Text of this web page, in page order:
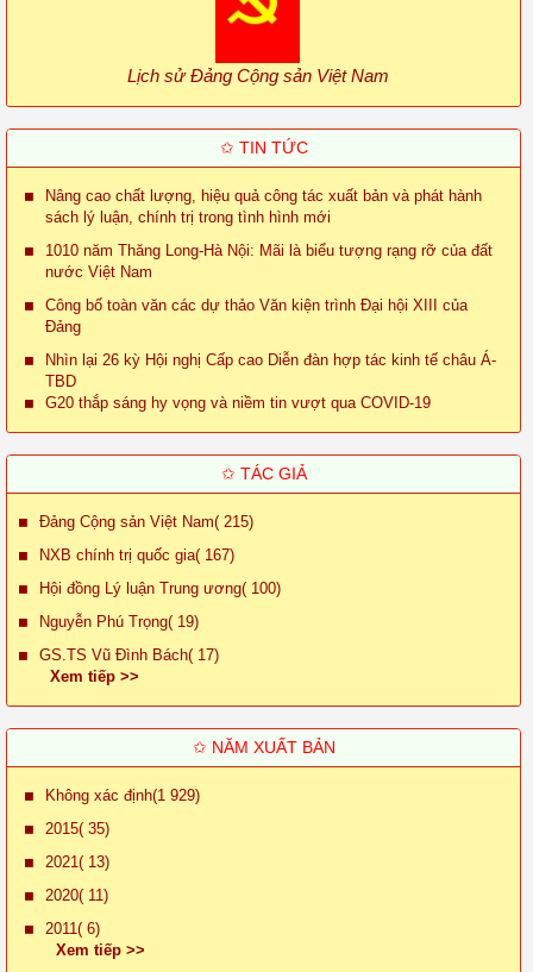
Lịch sử Đảng Cộng sản Việt Nam
✩ TIN TỨC
Nâng cao chất lượng, hiệu quả công tác xuất bản và phát hành
sách lý luận, chính trị trong tình hình mới
1010 năm Thăng Long-Hà Nội: Mãi là biểu tượng rạng rỡ của đất
nước Việt Nam
Công bố toàn văn các dự thảo Văn kiện trình Đại hội XIII của
Đảng
Nhìn lại 26 kỳ Hội nghị Cấp cao Diễn đàn hợp tác kinh tế châu Á-
TBD
G20 thắp sáng hy vọng và niềm tin vượt qua COVID-19
✩ TÁC GIẢ
Đảng Cộng sản Việt Nam( 215)
NXB chính trị quốc gia( 167)
Hội đồng Lý luận Trung ương( 100)
Nguyễn Phú Trọng( 19)
GS.TS Vũ Đình Bách( 17)
Xem tiếp >>
✩ NĂM XUẤT BẢN
Không xác định(1 929)
2015( 35)
2021( 13)
2020( 11)
2011( 6)
Xem tiếp >>